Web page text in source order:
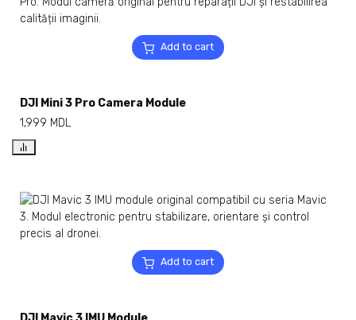
Add to cart
DJI Mini 3 Pro Camera Module
1,999 MDL
Add to cart